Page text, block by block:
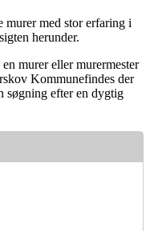
med stor erfaring i
herunder.
murer eller murermester
Kommunefindes der
søgning efter en dygtig